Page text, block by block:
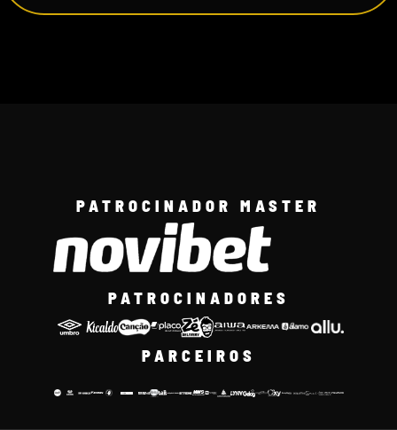
PATROCINADOR MASTER
PATROCINADORES
PARCEIROS